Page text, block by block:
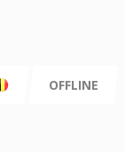
OFFLINE